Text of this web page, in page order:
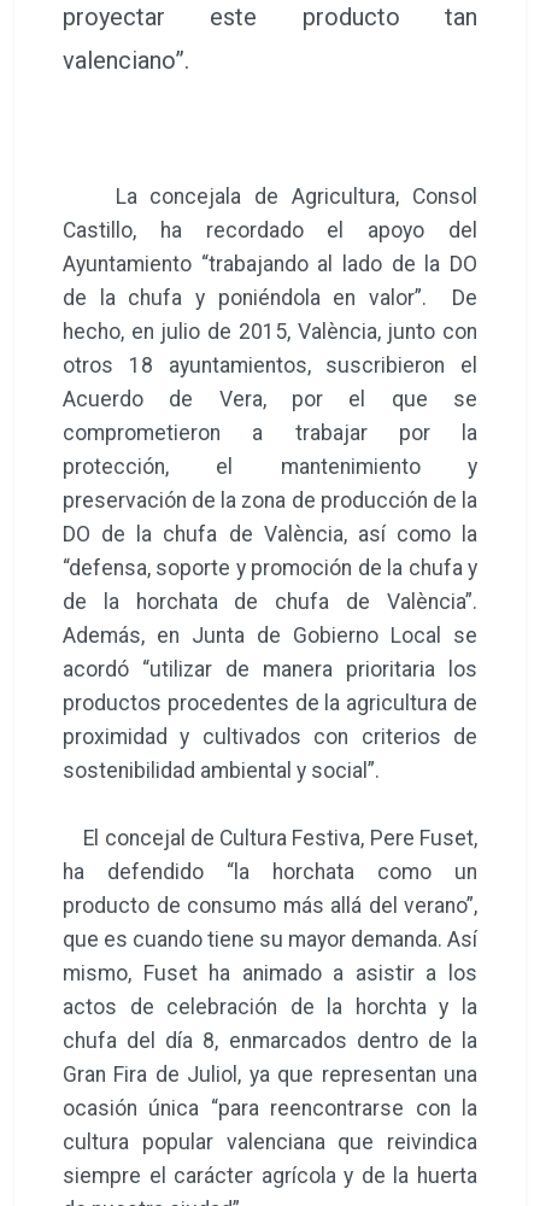
proyectar este producto tan
valenciano”.
La concejala de Agricultura, Consol
Castillo, ha recordado el apoyo del
Ayuntamiento “trabajando al lado de la DO
de la chufa y poniéndola en valor”. De
hecho, en julio de 2015, València, junto con
otros 18 ayuntamientos, suscribieron el
Acuerdo de Vera, por el que se
comprometieron a trabajar por la
protección, el mantenimiento y
preservación de la zona de producción de la
DO de la chufa de València, así como la
“defensa, soporte y promoción de la chufa y
de la horchata de chufa de València”.
Además, en Junta de Gobierno Local se
acordó “utilizar de manera prioritaria los
productos procedentes de la agricultura de
proximidad y cultivados con criterios de
sostenibilidad ambiental y social”.
El concejal de Cultura Festiva, Pere Fuset,
ha defendido “la horchata como un
producto de consumo más allá del verano”,
que es cuando tiene su mayor demanda. Así
mismo, Fuset ha animado a asistir a los
actos de celebración de la horchta y la
chufa del día 8, enmarcados dentro de la
Gran Fira de Juliol, ya que representan una
ocasión única “para reencontrarse con la
cultura popular valenciana que reivindica
siempre el carácter agrícola y de la huerta